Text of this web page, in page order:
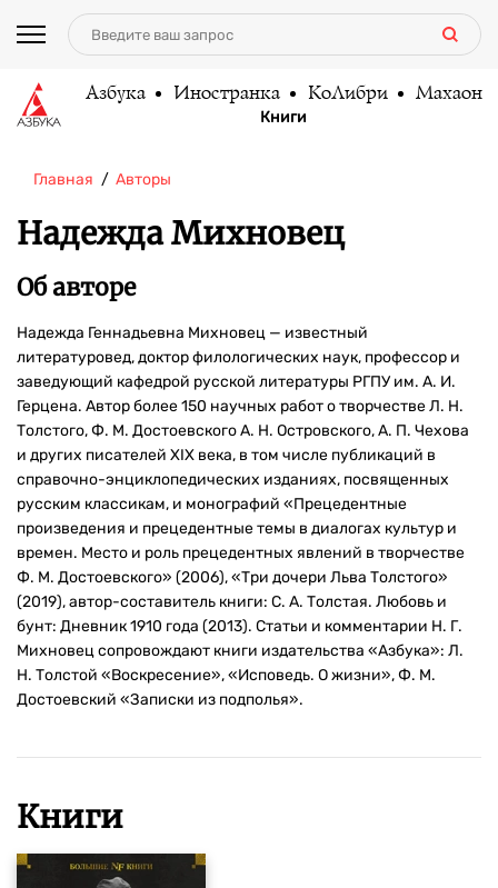
Азбука Иностранка КоЛибри Махаон
Книги
Главная Авторы
Надежда Михновец
Об авторе
Надежда Геннадьевна Михновец — известный
литературовед, доктор филологических наук, профессор и
заведующий кафедрой русской литературы РГПУ им. А. И.
Герцена. Автор более 150 научных работ о творчестве Л. Н.
Толстого, Ф. М. Достоевского А. Н. Островского, А. П. Чехова
и других писателей XIX века, в том числе публикаций в
справочно-энциклопедических изданиях, посвященных
русским классикам, и монографий «Прецедентные
произведения и прецедентные темы в диалогах культур и
времен. Место и роль прецедентных явлений в творчестве
Ф. М. Достоевского» (2006), «Три дочери Льва Толстого»
(2019), автор-составитель книги: С. А. Толстая. Любовь и
бунт: Дневник 1910 года (2013). Статьи и комментарии Н. Г.
Михновец сопровождают книги издательства «Азбука»: Л.
Н. Толстой «Воскресение», «Исповедь. О жизни», Ф. М.
Достоевский «Записки из подполья».
Книги